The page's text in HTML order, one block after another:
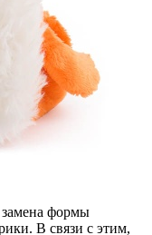
формы
В связи с этим,